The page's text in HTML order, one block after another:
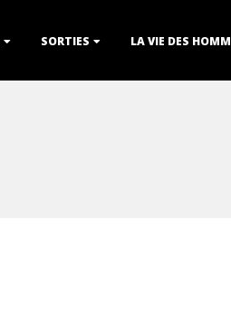
SORTIES LA VIE DES